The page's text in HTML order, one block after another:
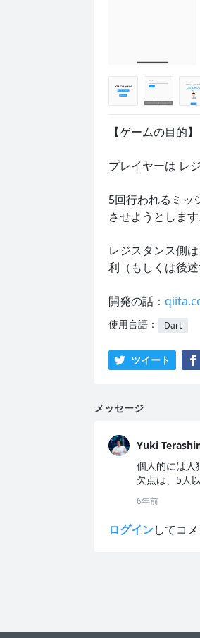
【ゲームの目的】
プレイヤーは レ
5回行われるミッ
させようとします
レジスタンス側
利（もしくは後
開発の話：
使用言語： Dart
ツイート
メッセージ
Yuki
個人的には人
欠点は、5人
6年前
ログインしてコ